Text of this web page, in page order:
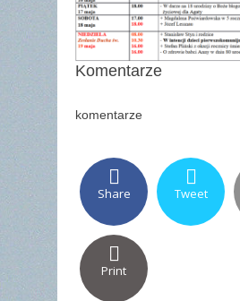
Komentarze
komentarze
Share Tweet
Print